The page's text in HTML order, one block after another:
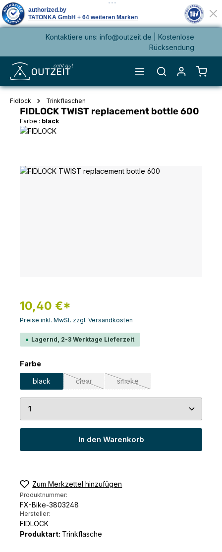
springenKontaktiere uns: info@outzeit.de | Kostenlose
Rücksendung
Fidlock Trinkflaschen
FIDLOCK TWIST replacement bottle 600
Farbe : black
Bildergalerie überspringen
10,40 €*
Preise inkl. MwSt. zzgl. Versandkosten
Lagernd, 2-3 Werktage Lieferzeit
Farbeauswählen
black clear
(Diese Option ist zurzeit nicht verfügbar.)
smoke
(Diese Option ist zurzeit nicht
Produkt Anzahl: Gib den gewünschten Wert
In den Warenkorb
Zum Merkzettel hinzufügen
Produktnummer:
FX-Bike-3803248
Hersteller:
FIDLOCK
Produktart: Trinkflasche